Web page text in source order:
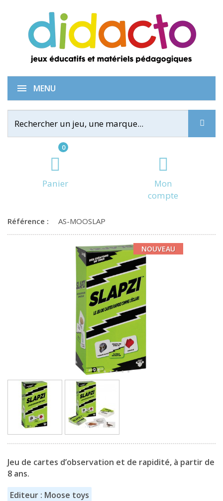
0
Panier
Mon
compte
MENU
Slapzi
Référence : AS-MOOSLAP
NOUVEAU
Jeu de cartes d’observation et de rapidité, à partir de
8 ans.
Editeur : Moose toys